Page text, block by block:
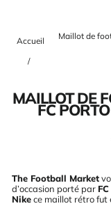
Accueil
/
Maillot de
MAILLOT DE
FC
The Football Market
d’occasion porté par
Nikece maillot rétro fut